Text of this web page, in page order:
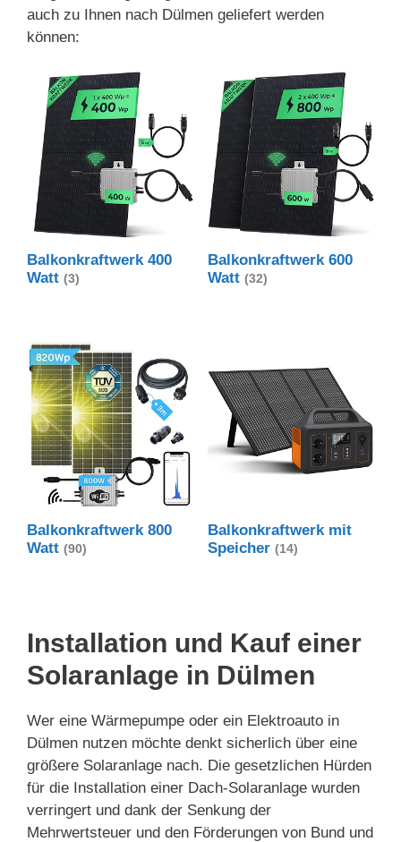
auch zu Ihnen nach Dülmen geliefert werden
können:
Balkonkraftwerk 400
Watt (3)
Balkonkraftwerk 600
Watt (32)
Balkonkraftwerk 800
Watt (90)
Balkonkraftwerk mit
Speicher (14)
Installation und Kauf einer
Solaranlage in Dülmen
Wer eine Wärmepumpe oder ein Elektroauto in
Dülmen nutzen möchte denkt sicherlich über eine
größere Solaranlage nach. Die gesetzlichen Hürden
für die Installation einer Dach-Solaranlage wurden
verringert und dank der Senkung der
Mehrwertsteuer und den Förderungen von Bund und